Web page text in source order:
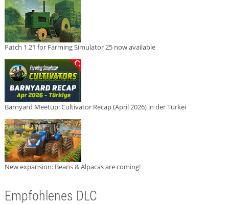
Patch 1.21 for Farming Simulator 25 now available
Barnyard Meetup: Cultivator Recap (April 2026) in der Türkei
New expansion: Beans & Alpacas are coming!
Empfohlenes DLC